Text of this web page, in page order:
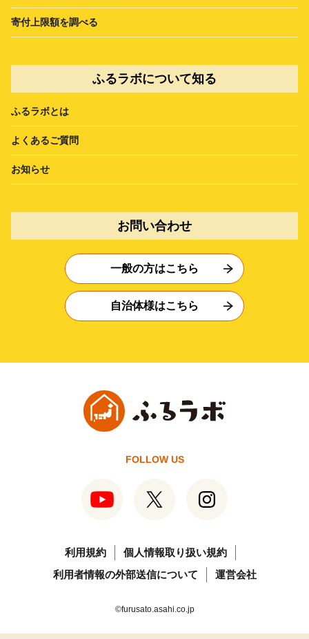
寄付上限額を調べる
ふるラボについて知る
ふるラボとは
よくあるご質問
お知らせ
お問い合わせ
一般の方はこちら
自治体様はこちら
FOLLOW US
利用規約
個人情報取り扱い規約
利用者情報の外部送信について
運営会社
©furusato.asahi.co.jp